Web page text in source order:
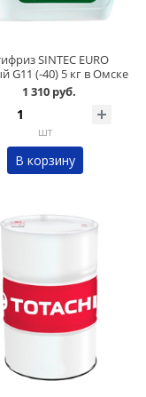
SINTEC EURO
G11 (-40) 5 кг в Омске
1 310 руб.
шт
В корзину